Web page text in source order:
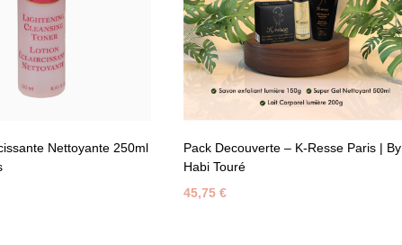
Nettoyante 250ml
Pack Decouverte – K-Resse Paris | By
Habi Touré
45,75 €